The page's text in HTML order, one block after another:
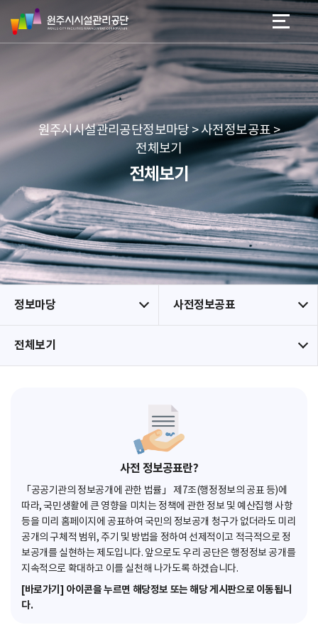
네
본문 바로가기
메뉴 바로가기
원
주
시
리
공
단
원주시시설관리공단정보마당 > 사전정보공표 >
전체보기
전체보기
정보마당 사전정보공표
전체보기
사전 정보공표란?
「공공기관의 정보공개에 관한 법률」 제7조(행정정보의 공표 등)에
따라, 국민생활에 큰 영향을 미치는 정책에 관한 정보 및 예산집행 사항
등을 미리 홈페이지에 공표하여 국민의 정보공개 청구가 없더라도 미리
공개의 구체적 범위, 주기 및 방법을 정하여 선제적이고 적극적으로 정
보공개를 실현하는 제도입니다. 앞으로도 우리 공단은 행정정보 공개를
지속적으로 확대하고 이를 실천해 나가도록 하겠습니다.
[바로가기] 아이콘을 누르면 해당정보 또는 해당 게시판으로 이동됩니
다.